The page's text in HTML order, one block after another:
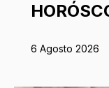
6 Agosto 2026